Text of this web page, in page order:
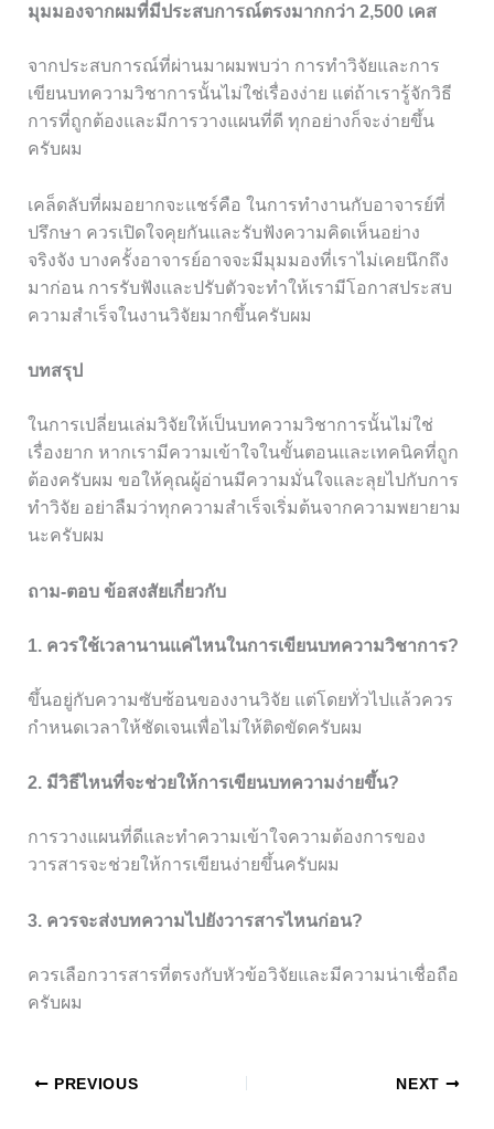
มุมมองจากผมที่มีประสบการณ์ตรงมากกว่า 2,500 เคส
จากประสบการณ์ที่ผ่านมาผมพบว่า การทำวิจัยและการ
เขียนบทความวิชาการนั้นไม่ใช่เรื่องง่าย แต่ถ้าเรารู้จักวิธี
การที่ถูกต้องและมีการวางแผนที่ดี ทุกอย่างก็จะง่ายขึ้น
ครับผม
เคล็ดลับที่ผมอยากจะแชร์คือ ในการทำงานกับอาจารย์ที่
ปรึกษา ควรเปิดใจคุยกันและรับฟังความคิดเห็นอย่าง
จริงจัง บางครั้งอาจารย์อาจจะมีมุมมองที่เราไม่เคยนึกถึง
มาก่อน การรับฟังและปรับตัวจะทำให้เรามีโอกาสประสบ
ความสำเร็จในงานวิจัยมากขึ้นครับผม
บทสรุป
ในการเปลี่ยนเล่มวิจัยให้เป็นบทความวิชาการนั้นไม่ใช่
เรื่องยาก หากเรามีความเข้าใจในขั้นตอนและเทคนิคที่ถูก
ต้องครับผม ขอให้คุณผู้อ่านมีความมั่นใจและลุยไปกับการ
ทำวิจัย อย่าลืมว่าทุกความสำเร็จเริ่มต้นจากความพยายาม
นะครับผม
ถาม-ตอบ ข้อสงสัยเกี่ยวกับ
1. ควรใช้เวลานานแค่ไหนในการเขียนบทความวิชาการ?
ขึ้นอยู่กับความซับซ้อนของงานวิจัย แต่โดยทั่วไปแล้วควร
กำหนดเวลาให้ชัดเจนเพื่อไม่ให้ติดขัดครับผม
2. มีวิธีไหนที่จะช่วยให้การเขียนบทความง่ายขึ้น?
การวางแผนที่ดีและทำความเข้าใจความต้องการของ
วารสารจะช่วยให้การเขียนง่ายขึ้นครับผม
3. ควรจะส่งบทความไปยังวารสารไหนก่อน?
ควรเลือกวารสารที่ตรงกับหัวข้อวิจัยและมีความน่าเชื่อถือ
ครับผม
PREVIOUS NEXT